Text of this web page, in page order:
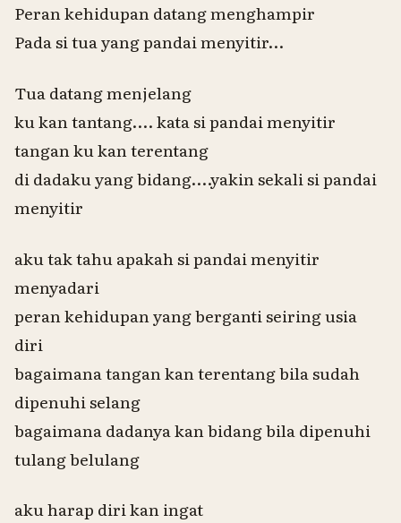
Peran kehidupan datang menghampir
Pada si tua yang pandai menyitir…
Tua datang menjelang
ku kan tantang…. kata si pandai menyitir
tangan ku kan terentang
di dadaku yang bidang….yakin sekali si pandai
menyitir
aku tak tahu apakah si pandai menyitir
menyadari
peran kehidupan yang berganti seiring usia
diri
bagaimana tangan kan terentang bila sudah
dipenuhi selang
bagaimana dadanya kan bidang bila dipenuhi
tulang belulang
aku harap diri kan ingat